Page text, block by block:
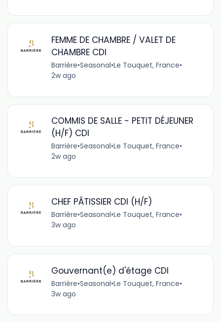
FEMME DE CHAMBRE / VALET DE
CHAMBRE CDI
Barrière•Seasonal•Le Touquet, France•
2w ago
COMMIS DE SALLE - PETIT DÉJEUNER
(H/F) CDI
Barrière•Seasonal•Le Touquet, France•
2w ago
CHEF PÂTISSIER CDI (H/F)
Barrière•Seasonal•Le Touquet, France•
3w ago
Gouvernant(e) d'étage CDI
Barrière•Seasonal•Le Touquet, France•
3w ago